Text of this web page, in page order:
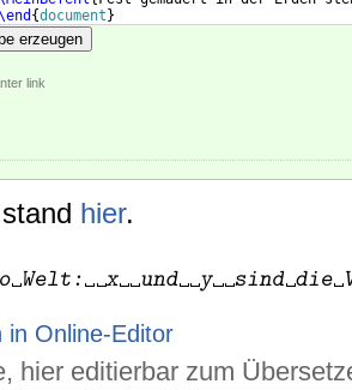
{document }
erzeugen
link
hier.
in Online-Editor
hier editierbar zum